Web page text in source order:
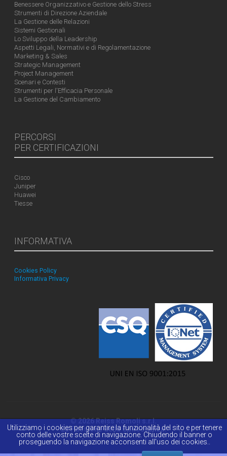
Benessere Organizzativo e Gestione dello Stress
Strumenti di Direzione Aziendale
La Gestione delle Relazioni
Sistemi Gestionali
Lo Sviluppo della Leadership
Aspetti Legali, Normativi e di Regolamentazione
Marketing & Sales
Strategic Management
Project Management
Scenari e Contesti
Strumenti per l'Efficacia Personale
La Gestione del Cambiamento
PERCORSI
PER CERTIFICAZIONI
Cisco
Juniper
Huawei
Tiesse
INFORMATIVA
Cookies Policy
Informativa Privacy
© 2026 Reiss Romoli s.r.l.
La Passione della Conoscenza.
Utilizziamo i cookies per garantire la funzionalità del sito e per tenere
conto delle vostre scelte di navigazione. Chiudendo il banner o
proseguendo la navigazione acconsenti all'uso dei cookies..